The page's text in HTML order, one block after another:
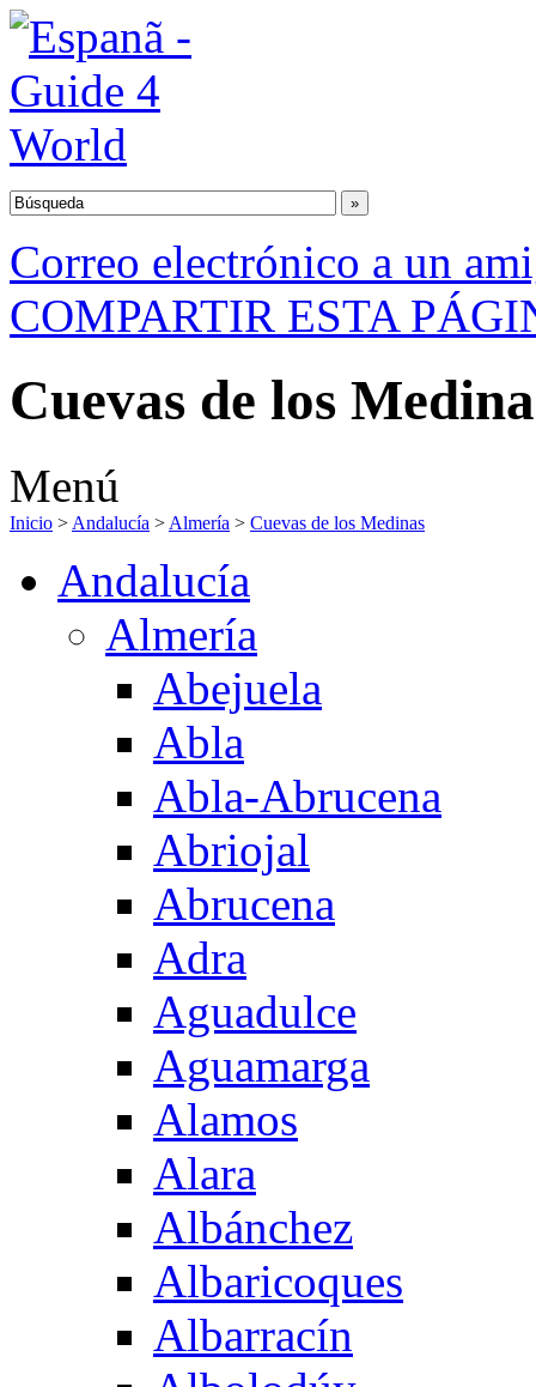
Correo electrónico a un
COMPARTIR ESTA
Cuevas de los
Menú
Inicio > Andalucía > Almería > Cuevas de los Medinas
Andalucía
Almería
Abejuela
Abla
Abla-Abrucena
Abriojal
Abrucena
Adra
Aguadulce
Aguamarga
Alamos
Alara
Albánchez
Albaricoques
Albarracín